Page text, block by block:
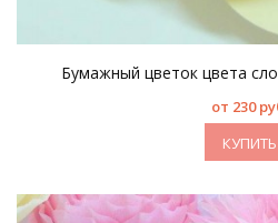
Бумажный цветок цвета
от 230
КУПИТЬ